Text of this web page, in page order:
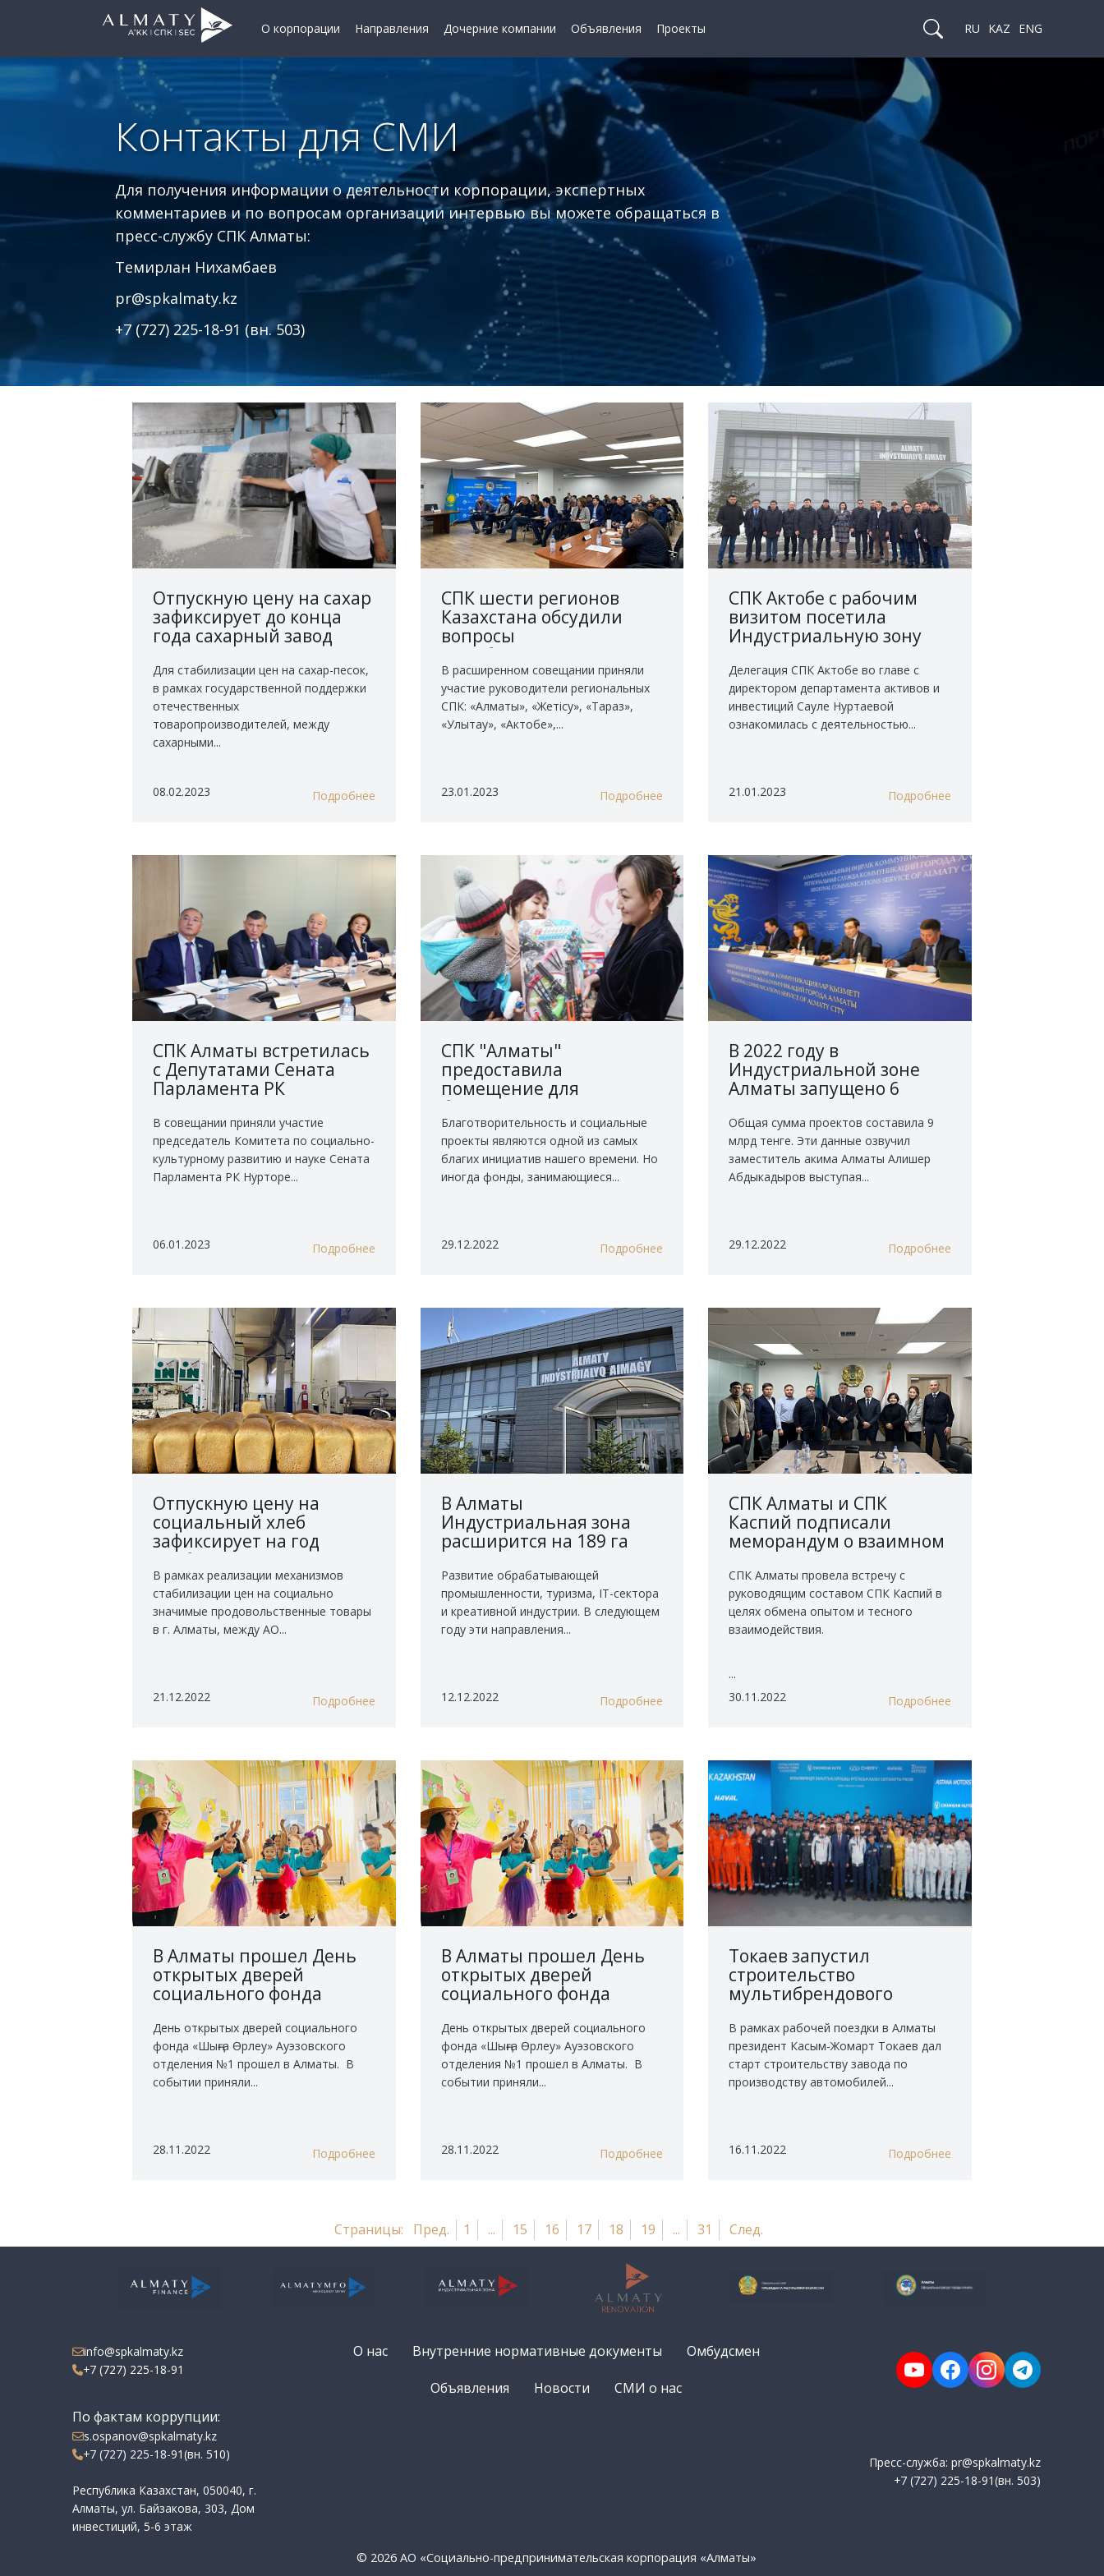
О корпорации Направления Дочерние компании Объявления Проекты RU KAZ ENG
Контакты для СМИ
Для получения информации о деятельности корпорации, экспертных
комментариев и по вопросам организации интервью вы можете обращаться в
пресс-службу СПК Алматы:
Темирлан Нихамбаев
pr@spkalmaty.kz
+7 (727) 225-18-91​ (вн. 503)
Отпускную цену на сахар
зафиксирует до конца
года сахарный завод
Для стабилизации цен на сахар-песок,
в рамках государственной поддержки
отечественных
товаропроизводителей, между
сахарными...
08.02.2023 Подробнее
СПК шести регионов
Казахстана обсудили
вопросы
продбезопасности и
совместного
сотрудничества
В расширенном совещании приняли
участие руководители региональных
СПК: «Алматы», «Жетiсу», «Тараз»,
«Улытау», «Актобе»,...
23.01.2023 Подробнее
СПК Актобе с рабочим
визитом посетила
Индустриальную зону
Делегация СПК Актобе во главе с
директором департамента активов и
инвестиций Сауле Нуртаевой
ознакомилась с деятельностью...
21.01.2023 Подробнее
СПК Алматы встретилась
с Депутатами Сената
Парламента РК
В совещании приняли участие
председатель Комитета по социально-
культурному развитию и науке Сената
Парламента РК Нурторе...
06.01.2023 Подробнее
СПК "Алматы"
предоставила
помещение для
благотворительного
фонда "Жан ана"
Благотворительность и социальные
проекты являются одной из самых
благих инициатив нашего времени. Но
иногда фонды, занимающиеся...
29.12.2022 Подробнее
В 2022 году в
Индустриальной зоне
Алматы запущено 6
Общая сумма проектов составила 9
млрд тенге. Эти данные озвучил
заместитель акима Алматы Алишер
Абдыкадыров выступая...
29.12.2022 Подробнее
Отпускную цену на
социальный хлеб
зафиксирует на год
хлебозавод Рузи-нан
В рамках реализации механизмов
стабилизации цен на социально
значимые продовольственные товары
в г. Алматы, между АО...
21.12.2022 Подробнее
В Алматы
Индустриальная зона
расширится на 189 га
Развитие обрабатывающей
промышленности, туризма, IT-сектора
и креативной индустрии. В следующем
году эти направления...
12.12.2022 Подробнее
СПК Алматы и СПК
Каспий подписали
меморандум о взаимном
СПК Алматы провела встречу с
руководящим составом СПК Каспий в
целях обмена опытом и тесного
взаимодействия.
...
30.11.2022
Подробнее
В Алматы прошел День
открытых дверей
социального фонда
День открытых дверей социального
фонда «Шыңға Өрлеу» Ауэзовского
отделения №1 прошел в Алматы. В
событии приняли...
28.11.2022 Подробнее
В Алматы прошел День
открытых дверей
социального фонда
День открытых дверей социального
фонда «Шыңға Өрлеу» Ауэзовского
отделения №1 прошел в Алматы. В
событии приняли...
28.11.2022 Подробнее
Токаев запустил
строительство
мультибрендового
Индустриальной зоне
Алматы
В рамках рабочей поездки в Алматы
президент Касым-Жомарт Токаев дал
старт строительству завода по
производству автомобилей...
16.11.2022 Подробнее
Страницы: Пред. 1 ... 15 16 17 18 19 ... 31 След.
info@spkalmaty.kz
+7 (727) 225-18-91
О нас Внутренние нормативные документы Омбудсмен
Объявления Новости
СМИ о нас
По фактам коррупции:
s.ospanov@spkalmaty.kz
+7 (727) 225-18-91(вн. 510)
Республика Казахстан, 050040, г.
Алматы, ул. Байзакова, 303, Дом
инвестиций, 5-6 этаж
Пресс-служба: pr@spkalmaty.kz
+7 (727) 225-18-91(вн. 503)
© 2026 АО «Социально-предпринимательская корпорация «Алматы»